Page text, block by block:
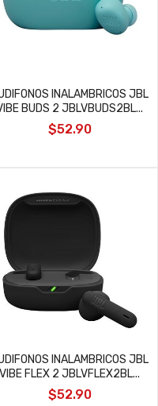
INALAMBRICOS JBL
BUDS 2 JBLVBUDS2BL...
$52.90
INALAMBRICOS JBL
VIBE FLEX 2 JBLVFLEX2BL...
$52.90